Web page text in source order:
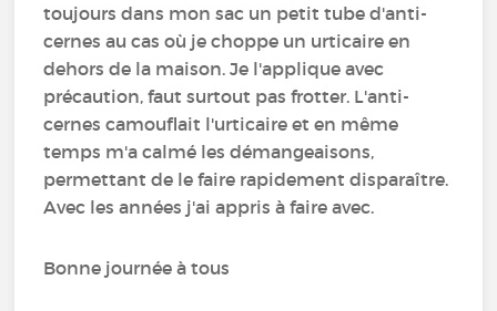
toujours dans mon sac un petit tube d'anti-
cernes au cas où je choppe un urticaire en
dehors de la maison. Je l'applique avec
précaution, faut surtout pas frotter. L'anti-
cernes camouflait l'urticaire et en même
temps m'a calmé les démangeaisons,
permettant de le faire rapidement disparaître.
Avec les années j'ai appris à faire avec.
Bonne journée à tous